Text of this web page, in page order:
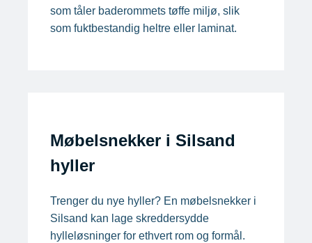
som tåler baderommets tøffe miljø, slik
som fuktbestandig heltre eller laminat.
Møbelsnekker i Silsand
hyller
Trenger du nye hyller? En møbelsnekker i
Silsand kan lage skreddersydde
hylleløsninger for ethvert rom og formål.